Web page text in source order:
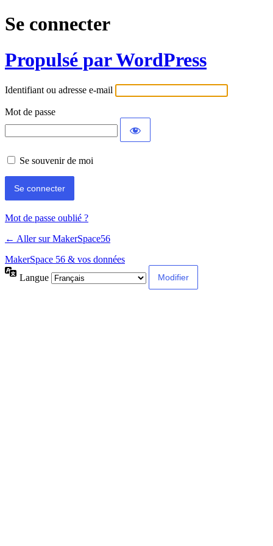
Se connecter
Propulsé par WordPress
Identifiant ou adresse e-mail
Mot de passe
Se souvenir de moi
Mot de passe oublié ?
← Aller sur MakerSpace56
MakerSpace 56 & vos données
Langue